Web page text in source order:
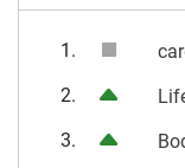
1.
2.
3.